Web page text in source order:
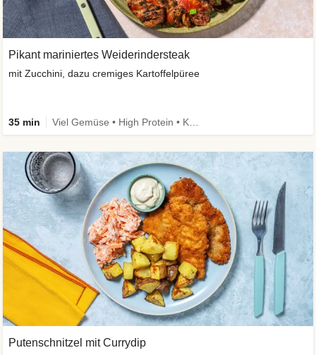
Pikant mariniertes Weiderindersteak
mit Zucchini, dazu cremiges Kartoffelpüree
35 min
Putenschnitzel mit Currydip